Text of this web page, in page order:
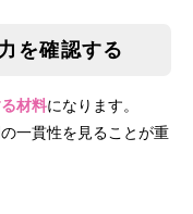
を確認する
材料になります。
一貫性を見ることが重